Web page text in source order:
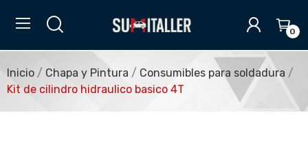
0
Inicio Chapa y Pintura
Consumibles para soldadura
Kit de cilindro hidraulico basico 4T